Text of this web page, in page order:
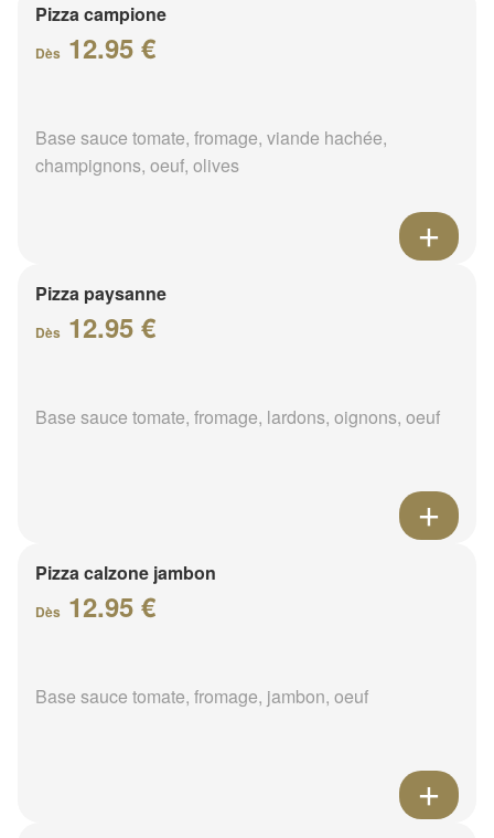
Pizza campione
Dès 12.95 €
Base sauce tomate, fromage, viande hachée,
champignons, oeuf, olives
Pizza paysanne
Dès 12.95 €
Base sauce tomate, fromage, lardons, oignons, oeuf
Pizza calzone jambon
Dès 12.95 €
Base sauce tomate, fromage, jambon, oeuf